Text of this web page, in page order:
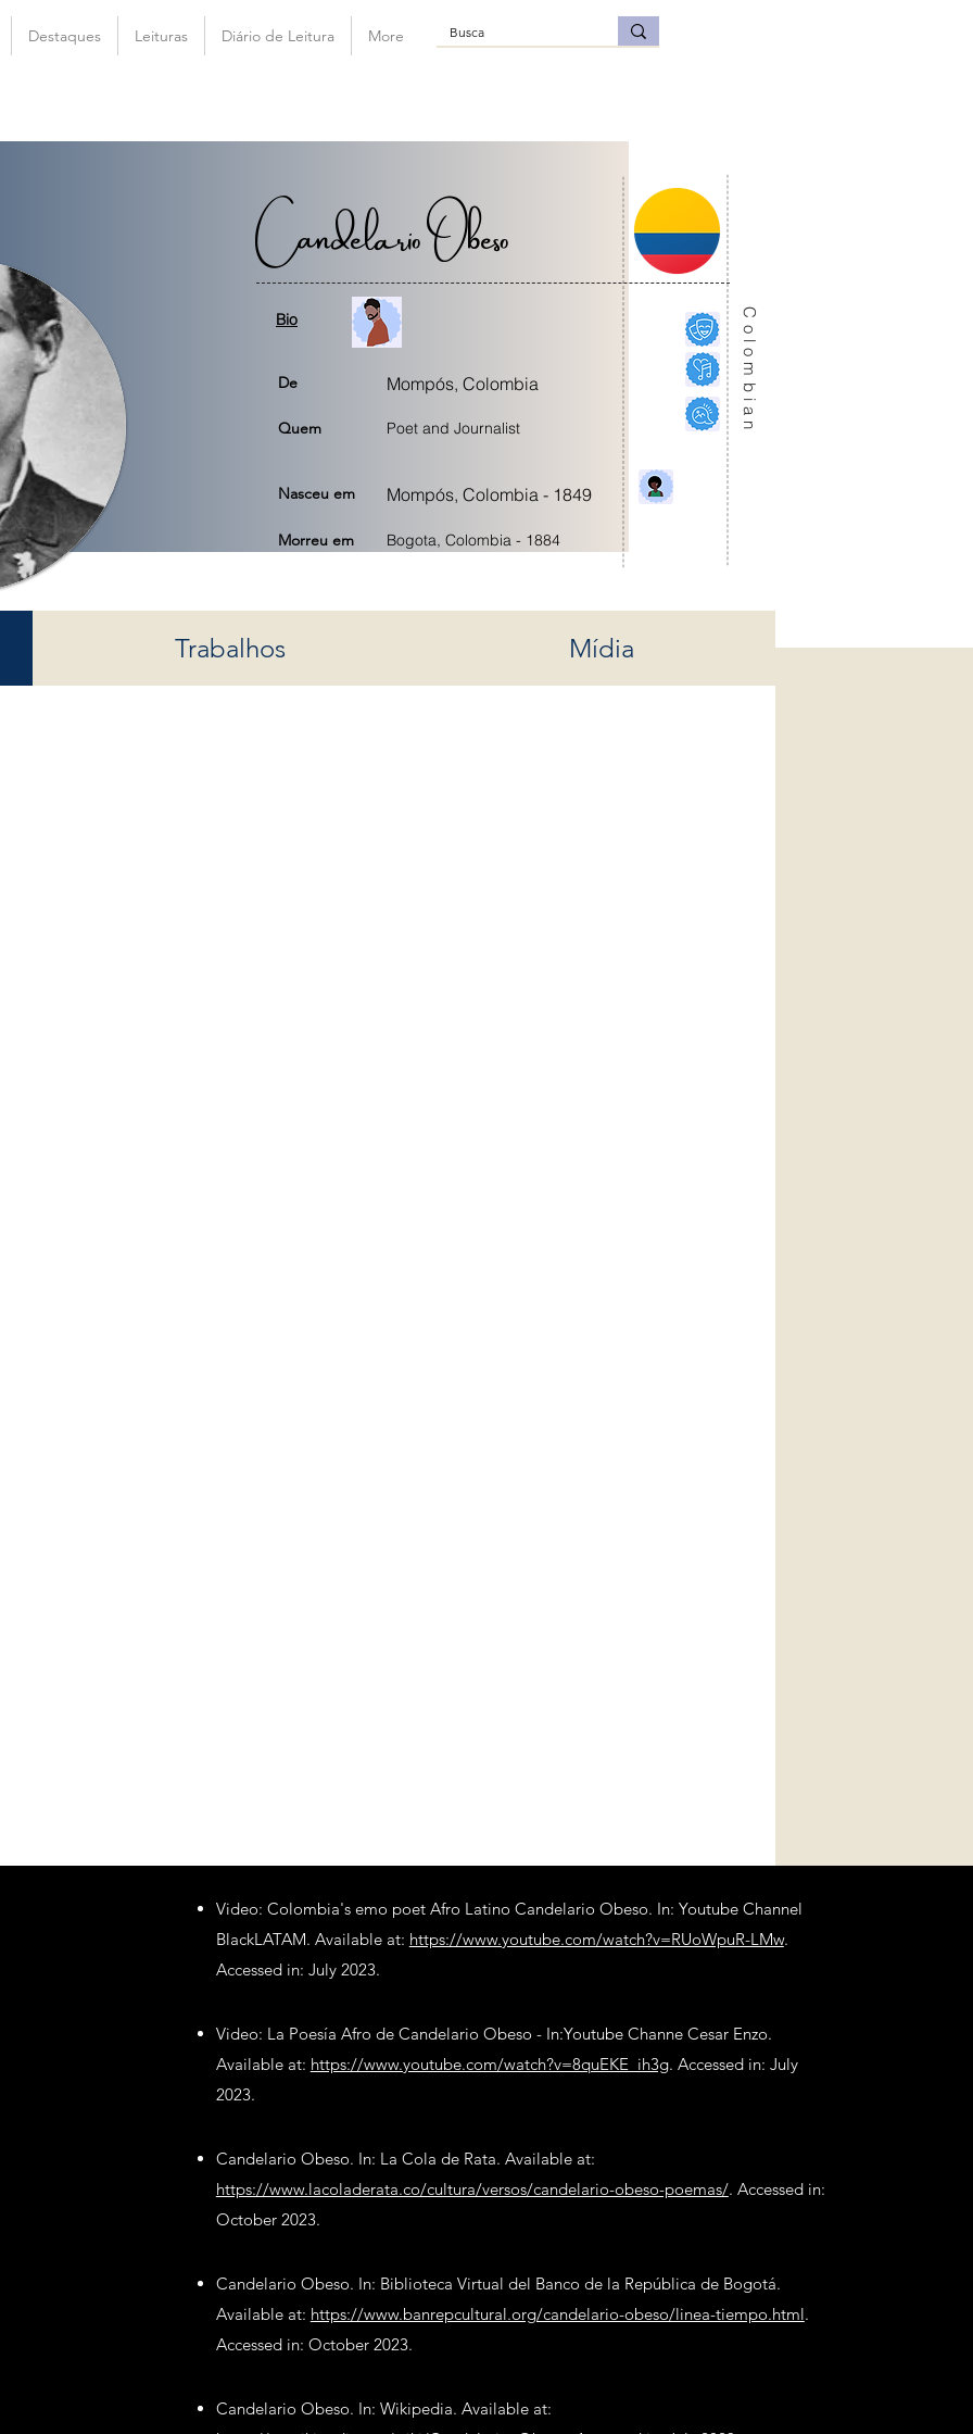
Destaques Leituras Diário de Leitura More
Candelario Obeso
Bio
De Mompós, Colombia Colombian
Quem Poet and Journalist
Nasceu em Mompós, Colombia - 1849
Morreu em Bogota, Colombia - 1884
Trabalhos Mídia
Video: Colombia's emo poet Afro Latino Candelario Obeso. In: Youtube Channel
BlackLATAM. Available at: https://www.youtube.com/watch?v=RUoWpuR-LMw.
Accessed in: July 2023.
Video: La Poesía Afro de Candelario Obeso - In:Youtube Channe Cesar Enzo.
Available at: https://www.youtube.com/watch?v=8quEKE_ih3g. Accessed in: July
2023.
Candelario Obeso. In: La Cola de Rata. Available at:
https://www.lacoladerata.co/cultura/versos/candelario-obeso-poemas/. Accessed in:
October 2023.
Candelario Obeso. In: Biblioteca Virtual del Banco de la República de Bogotá.
Available at: https://www.banrepcultural.org/candelario-obeso/linea-tiempo.html.
Accessed in: October 2023.
Candelario Obeso. In: Wikipedia. Available at: